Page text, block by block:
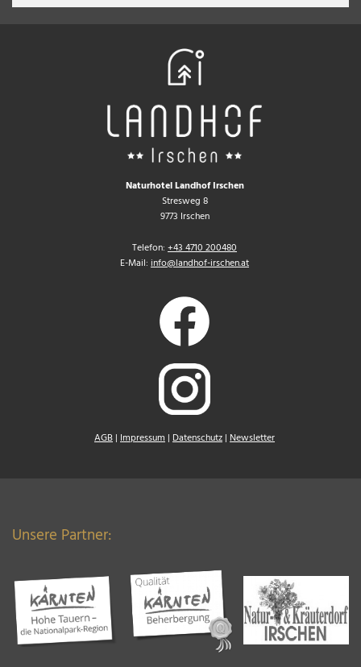
Naturhotel Landhof Irschen
Stresweg 8
9773 Irschen
Telefon: +43 4710 200480
E-Mail: info@landhof-irschen.at
AGB | Impressum | Datenschutz | Newsletter
Unsere Partner: